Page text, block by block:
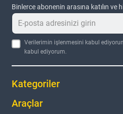
Binlerce abonenin arasına katılın ve
Verilerimin işlenmesini kabul
kabul ediyorum.
Kategoriler
Araçlar